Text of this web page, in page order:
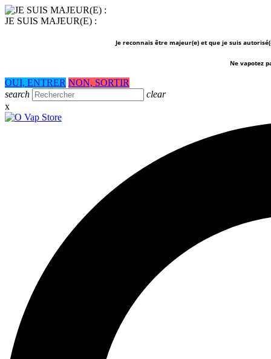
JE SUIS MAJEUR(E) :
Je reconnais être majeur(e) et que je suis
Ne vapotez
OUI, ENTRER NON, SORTIR
search
clear
x